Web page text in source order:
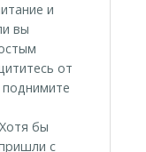
и
вы
от
бы
с